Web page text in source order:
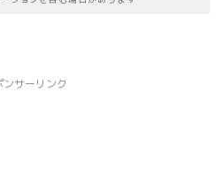
ンサーリンク